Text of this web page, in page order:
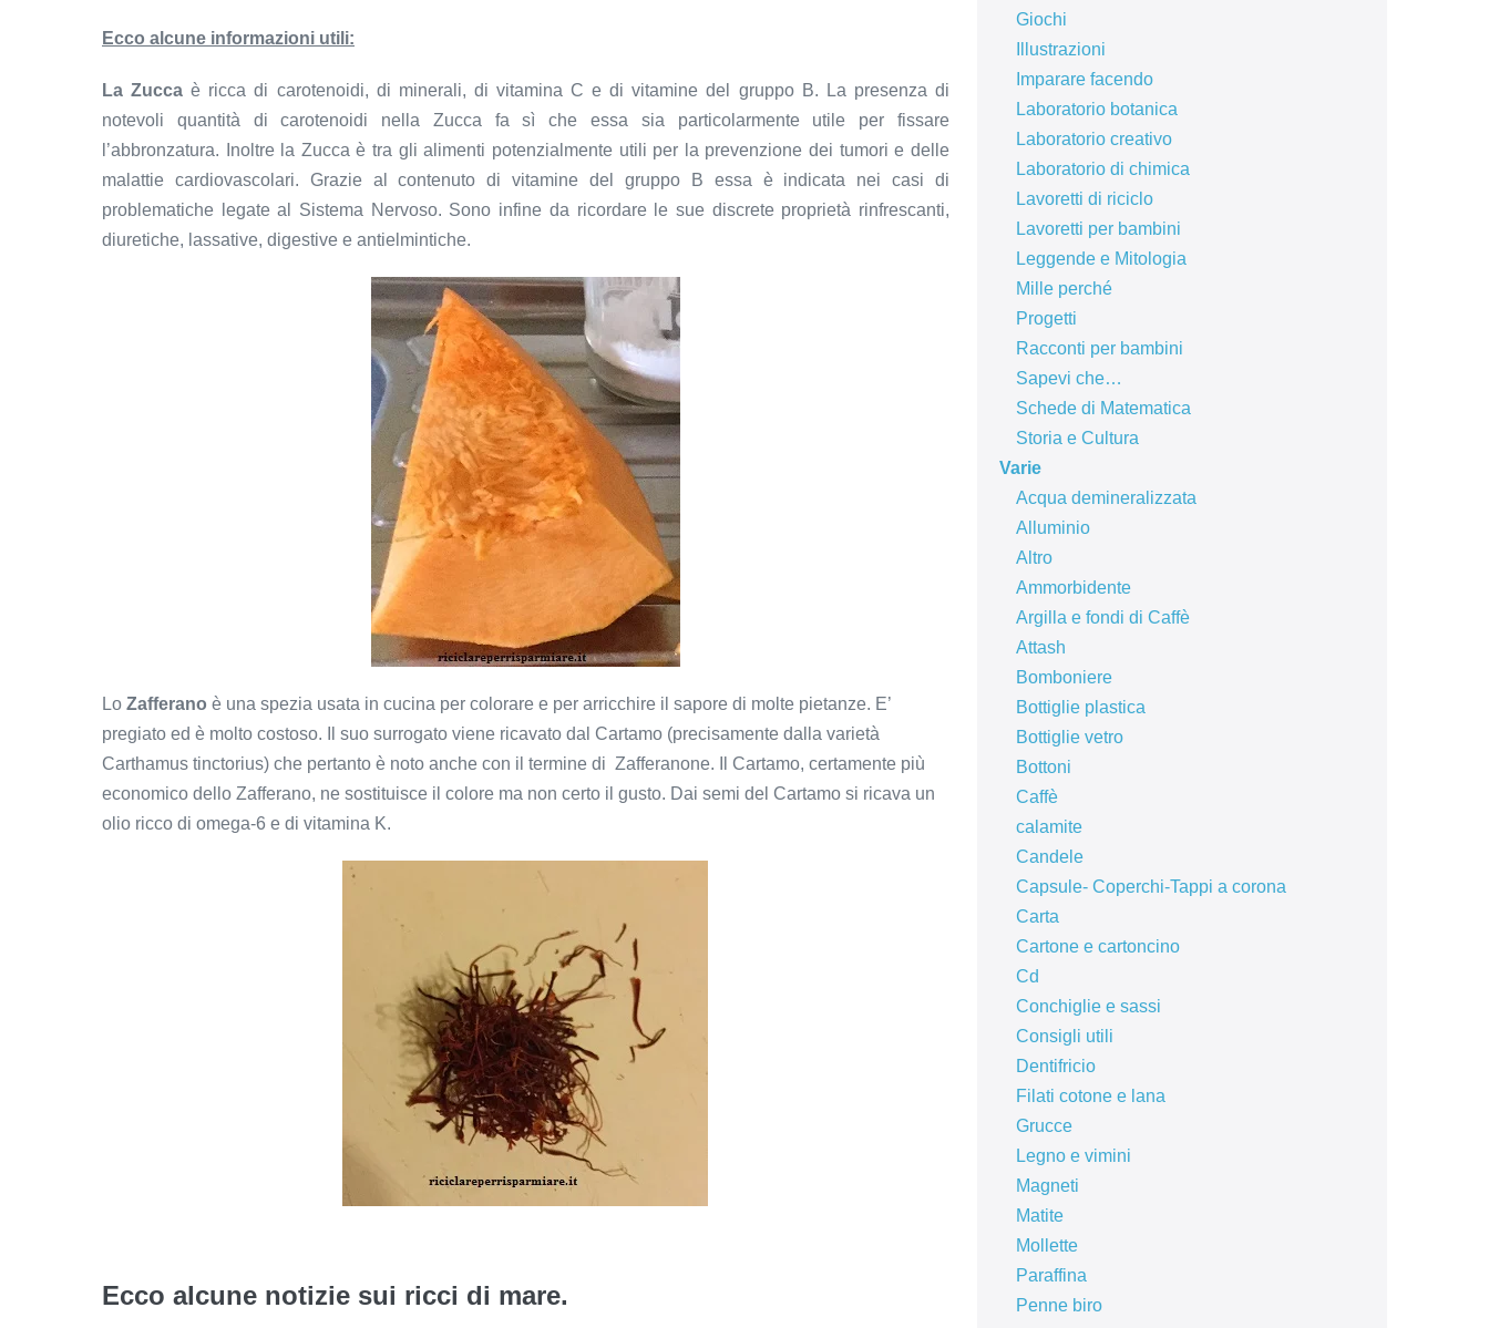
Ecco alcune informazioni utili:
La Zucca è ricca di carotenoidi, di minerali, di vitamina C e di vitamine del gruppo B. La presenza di
notevoli quantità di carotenoidi nella Zucca fa sì che essa sia particolarmente utile per fissare
l’abbronzatura. Inoltre la Zucca è tra gli alimenti potenzialmente utili per la prevenzione dei tumori e delle
malattie cardiovascolari. Grazie al contenuto di vitamine del gruppo B essa è indicata nei casi di
problematiche legate al Sistema Nervoso. Sono infine da ricordare le sue discrete proprietà rinfrescanti,
diuretiche, lassative, digestive e antielmintiche.
Lo Zafferano è una spezia usata in cucina per colorare e per arricchire il sapore di molte pietanze. E’
pregiato ed è molto costoso. Il suo surrogato viene ricavato dal Cartamo (precisamente dalla varietà
Carthamus tinctorius) che pertanto è noto anche con il termine di Zafferanone. Il Cartamo, certamente più
economico dello Zafferano, ne sostituisce il colore ma non certo il gusto. Dai semi del Cartamo si ricava un
olio ricco di omega-6 e di vitamina K.
Ecco alcune notizie sui ricci di mare.
Giochi
Illustrazioni
Imparare facendo
Laboratorio botanica
Laboratorio creativo
Laboratorio di chimica
Lavoretti di riciclo
Lavoretti per bambini
Leggende e Mitologia
Mille perché
Progetti
Racconti per bambini
Sapevi che…
Schede di Matematica
Storia e Cultura
Varie
Acqua demineralizzata
Alluminio
Altro
Ammorbidente
Argilla e fondi di Caffè
Attash
Bomboniere
Bottiglie plastica
Bottiglie vetro
Bottoni
Caffè
calamite
Candele
Capsule- Coperchi-Tappi a corona
Carta
Cartone e cartoncino
Cd
Conchiglie e sassi
Consigli utili
Dentifricio
Filati cotone e lana
Grucce
Legno e vimini
Magneti
Matite
Mollette
Paraffina
Penne biro